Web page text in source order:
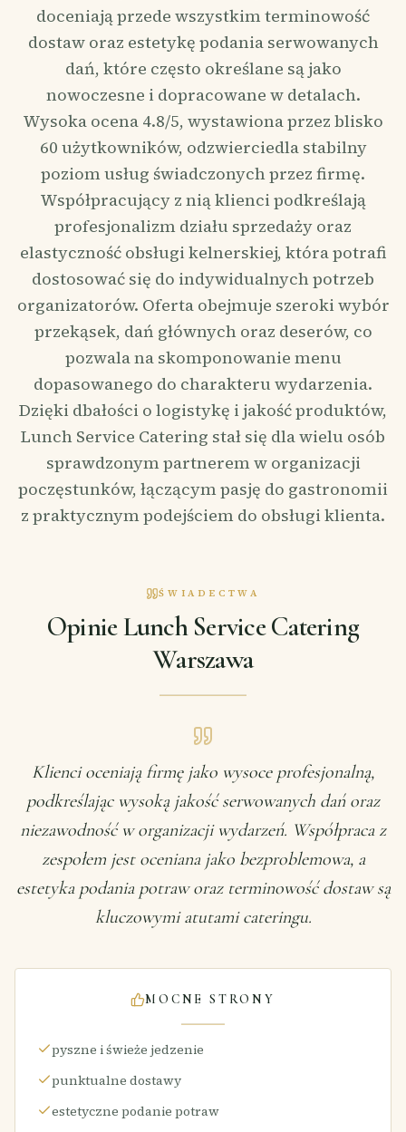
doceniają przede wszystkim terminowość
dostaw oraz estetykę podania serwowanych
dań, które często określane są jako
nowoczesne i dopracowane w detalach.
Wysoka ocena 4.8/5, wystawiona przez blisko
60 użytkowników, odzwierciedla stabilny
poziom usług świadczonych przez firmę.
Współpracujący z nią klienci podkreślają
profesjonalizm działu sprzedaży oraz
elastyczność obsługi kelnerskiej, która potrafi
dostosować się do indywidualnych potrzeb
organizatorów. Oferta obejmuje szeroki wybór
przekąsek, dań głównych oraz deserów, co
pozwala na skomponowanie menu
dopasowanego do charakteru wydarzenia.
Dzięki dbałości o logistykę i jakość produktów,
Lunch Service Catering stał się dla wielu osób
sprawdzonym partnerem w organizacji
poczęstunków, łączącym pasję do gastronomii
z praktycznym podejściem do obsługi klienta.
ŚWIADECTWA
Opinie Lunch Service Catering
Warszawa
Klienci oceniają firmę jako wysoce profesjonalną,
podkreślając wysoką jakość serwowanych dań oraz
niezawodność w organizacji wydarzeń. Współpraca z
zespołem jest oceniana jako bezproblemowa, a
estetyka podania potraw oraz terminowość dostaw są
kluczowymi atutami cateringu.
MOCNE STRONY
pyszne i świeże jedzenie
punktualne dostawy
estetyczne podanie potraw